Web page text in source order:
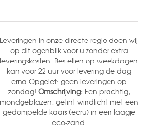
Leveringen in onze directe regio doen wij
op dit ogenblik voor u zonder extra
leveringskosten. Bestellen op weekdagen
kan voor 22 uur voor levering de dag
erna Opgelet: geen leveringen op
zondag! Omschrijving: Een prachtig,
mondgeblazen, getint windlicht met een
gedompelde kaars (ecru) in een laagje
eco-zand.